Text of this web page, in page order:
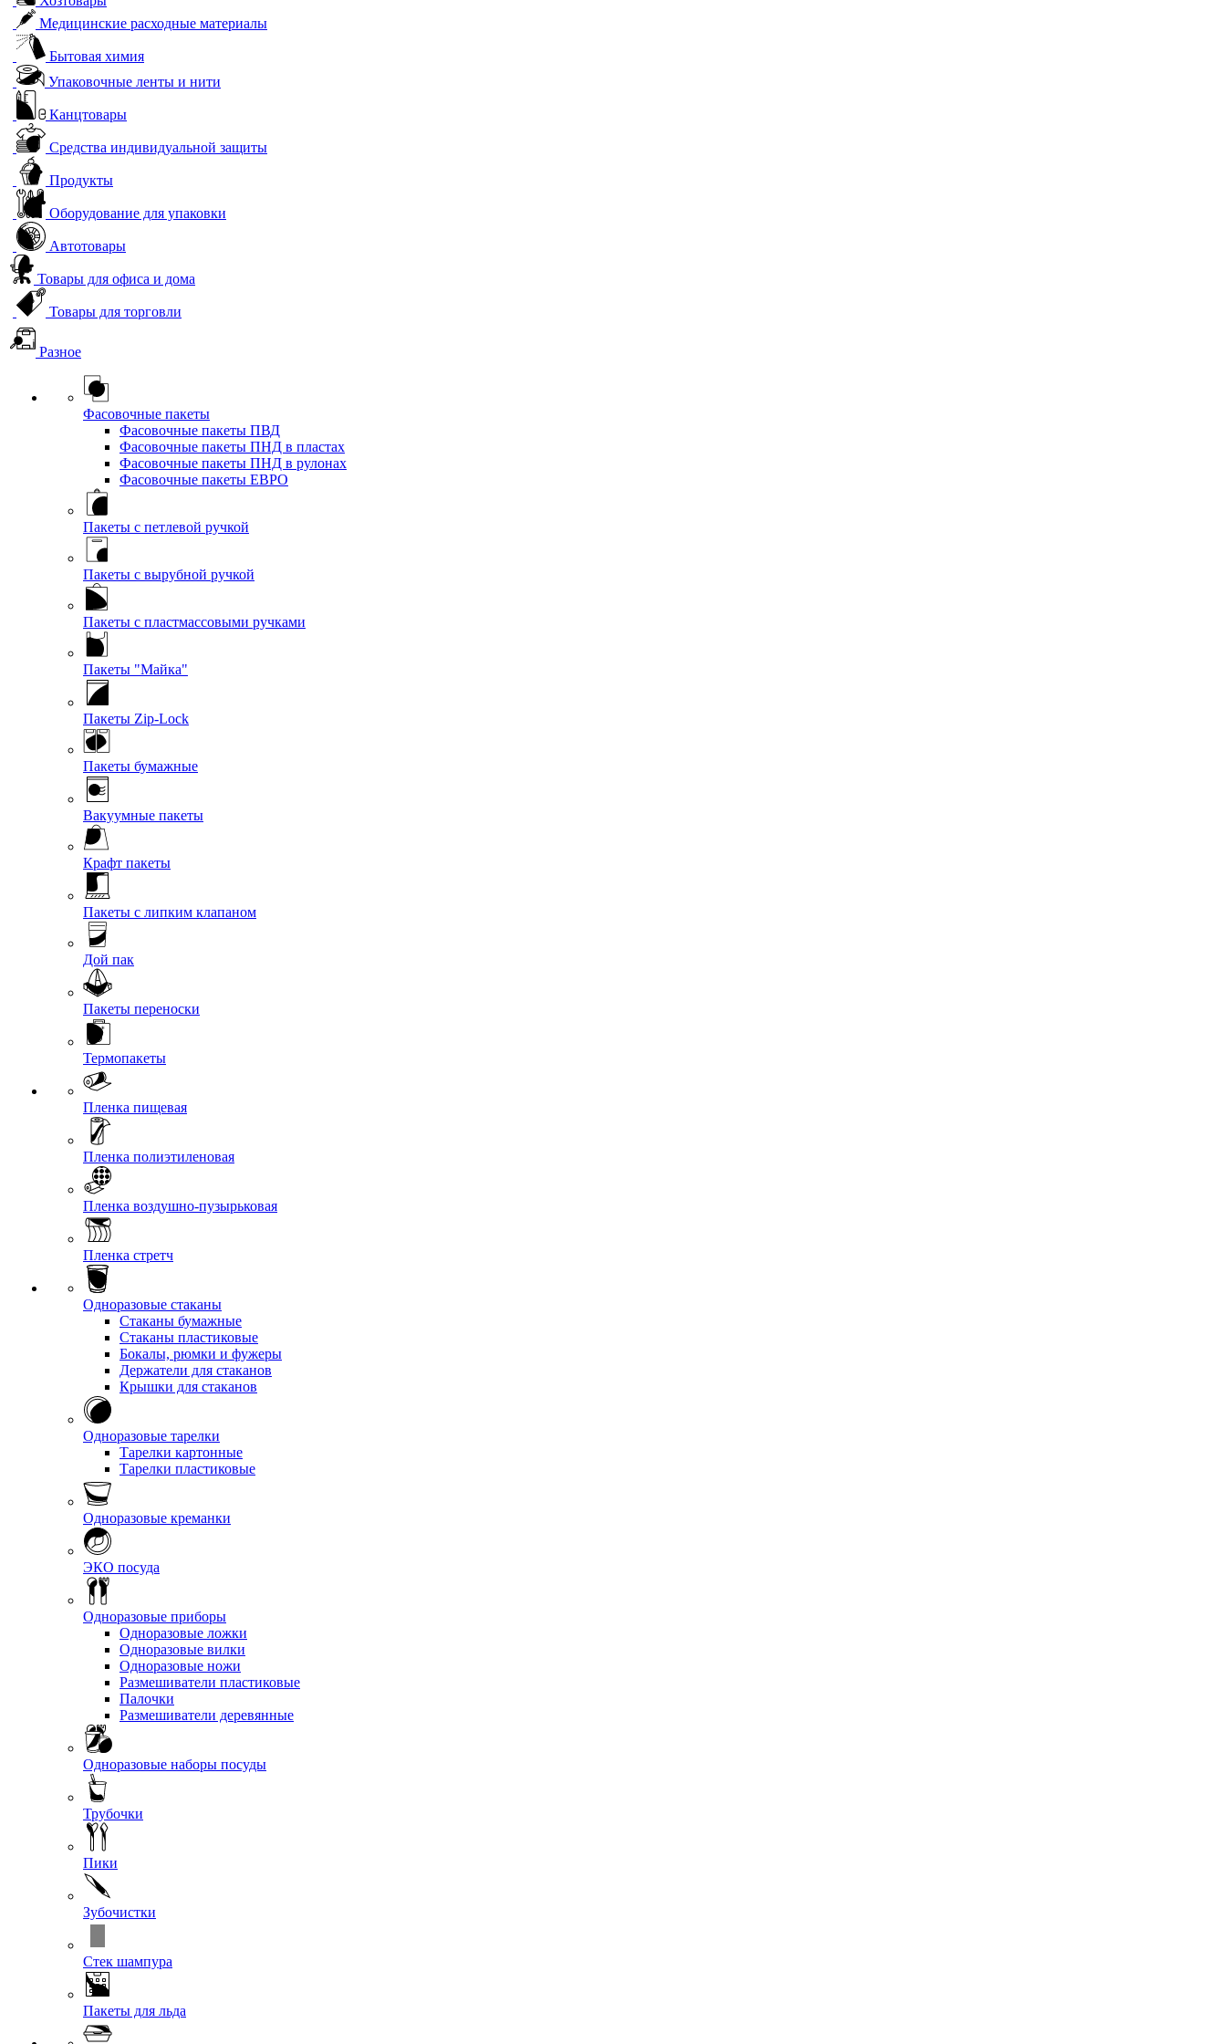
Медицинские расходные материалы
Бытовая химия
Упаковочные ленты и нити
Канцтовары
Средства индивидуальной защиты
Продукты
Оборудование для упаковки
Автотовары
Товары для офиса и дома
Товары для торговли
Разное
Фасовочные пакеты
Фасовочные пакеты ПВД
Фасовочные пакеты ПНД в пластах
Фасовочные пакеты ПНД в рулонах
Фасовочные пакеты ЕВРО
Пакеты с петлевой ручкой
Пакеты с вырубной ручкой
Пакеты с пластмассовыми ручками
Пакеты "Майка"
Пакеты Zip-Lock
Пакеты бумажные
Вакуумные пакеты
Крафт пакеты
Пакеты с липким клапаном
Дой пак
Пакеты переноски
Термопакеты
Пленка пищевая
Пленка полиэтиленовая
Пленка воздушно-пузырьковая
Пленка стретч
Одноразовые стаканы
Стаканы бумажные
Стаканы пластиковые
Бокалы, рюмки и фужеры
Держатели для стаканов
Крышки для стаканов
Одноразовые тарелки
Тарелки картонные
Тарелки пластиковые
Одноразовые креманки
ЭКО посуда
Одноразовые приборы
Одноразовые ложки
Одноразовые вилки
Одноразовые ножи
Размешиватели пластиковые
Палочки
Размешиватели деревянные
Одноразовые наборы посуды
Трубочки
Пики
Зубочистки
Стек шампура
Пакеты для льда